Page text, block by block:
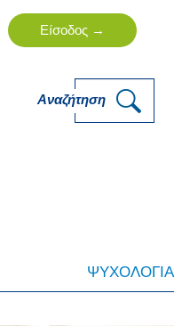
Αναζήτηση
ΨΥΧΟΛΟΓΙΑ